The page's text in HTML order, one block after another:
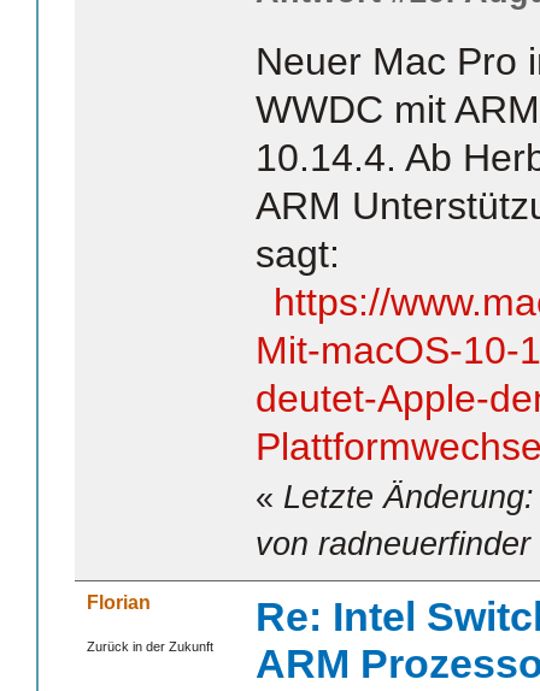
Neuer Mac Pro
WWDC mit
10.14.4. Ab
ARM
sagt:
https://
Mit-macOS-10-
deutet-Apple-
« Letzte
von radneuerfinder
Florian
Zurück in der Zukunft
Re: Intel
ARM